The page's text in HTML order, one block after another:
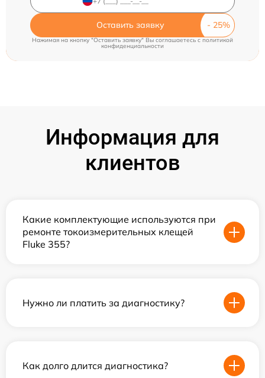
Оставить заявку
Нажимая на кнопку "Оставить заявку" Вы соглашаетесь cполитикой
конфиденциальности
Информация для
клиентов
Какие комплектующие используются при
ремонте токоизмерительных клещей
Fluke 355?
Нужно ли платить за диагностику?
Как долго длится диагностика?